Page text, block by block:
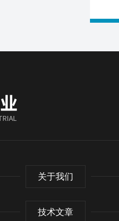
关于我们
技术文章